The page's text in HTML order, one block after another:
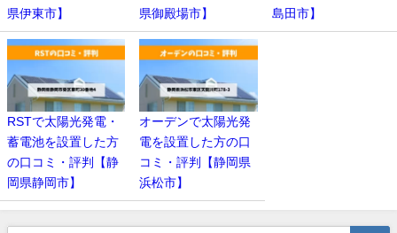
県伊東市】
県御殿場市】
島田市】
RSTで太陽光発電・
蓄電池を設置した方
の口コミ・評判【静
岡県静岡市】
オーデンで太陽光発
電を設置した方の口
コミ・評判【静岡県
浜松市】